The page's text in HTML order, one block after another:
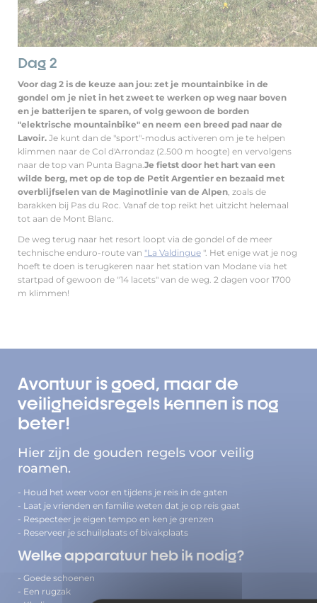
Dag 2
Voor dag 2 is de keuze aan jou: zet je mountainbike in de
gondel om je niet in het zweet te werken op weg naar boven
en je batterijen te sparen, of volg gewoon de borden
"elektrische mountainbike" en neem een breed pad naar de
Lavoir. Je kunt dan de "sport"-modus activeren om je te helpen
klimmen naar de Col d'Arrondaz (2.500 m hoogte) en vervolgens
naar de top van Punta Bagna.Je fietst door het hart van een
wilde berg, met op de top de Petit Argentier en bezaaid met
overblijfselen van de Maginotlinie van de Alpen, zoals de
barakken bij Pas du Roc. Vanaf de top reikt het uitzicht helemaal
tot aan de Mont Blanc.
De weg terug naar het resort loopt via de gondel of de meer
technische enduro-route van "La Valdingue ". Het enige wat je nog
hoeft te doen is terugkeren naar het station van Modane via het
startpad of gewoon de "14 lacets" van de weg. 2 dagen voor 1700
m klimmen!
Avontuur is goed, maar de
veiligheidsregels kennen is nog
beter!
Hier zijn de gouden regels voor veilig
roamen.
- Houd het weer voor en tijdens je reis in de gaten
- Laat je vrienden en familie weten dat je op reis gaat
- Respecteer je eigen tempo en ken je grenzen
- Reserveer je schuilplaats of bivakplaats
Welke apparatuur heb ik nodig?
- Goede schoenen
- Een rugzak